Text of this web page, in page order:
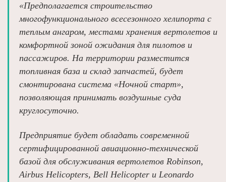
«Предполагается строительство
многофункционального всесезонного хелипорта с
теплым ангаром, местами хранения вертолетов и
комфортной зоной ожидания для пилотов и
пассажиров. На территории разместится
топливная база и склад запчастей, будет
смонтирована система «Ночной старт»,
позволяющая принимать воздушные суда
круглосуточно.
Предприятие будет обладать современной
сертифицированной авиационно-технической
базой для обслуживания вертолетов Robinson,
Airbus Helicopters, Bell Helicopter и Leonardo